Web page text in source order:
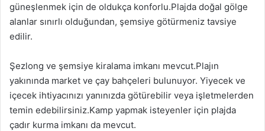
güneşlenmek için de oldukça konforlu.Plajda doğal gölge
alanlar sınırlı olduğundan, şemsiye götürmeniz tavsiye
edilir.
Şezlong ve şemsiye kiralama imkanı mevcut.Plajın
yakınında market ve çay bahçeleri bulunuyor. Yiyecek ve
içecek ihtiyacınızı yanınızda götürebilir veya işletmelerden
temin edebilirsiniz.Kamp yapmak isteyenler için plajda
çadır kurma imkanı da mevcut.